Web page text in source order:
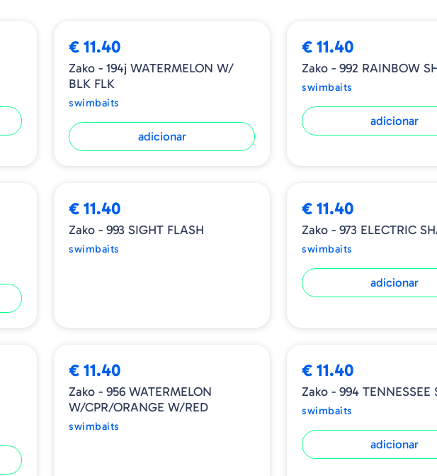
Tamanho: 4"
Unidades: 6
€ 11.40
Zako - 194j WATERMELON W/
BLK FLK
swimbaits
adicionar
€ 11.40
Zako - 992 RAINBOW
swimbaits
adicionar
€ 11.40
Zako - 993 SIGHT FLASH
swimbaits
€ 11.40
Zako - 973 ELECTRIC
swimbaits
adicionar
€ 11.40
Zako - 956 WATERMELON
W/CPR/ORANGE W/RED
swimbaits
€ 11.40
Zako - 994 TENNESSEE
swimbaits
adicionar